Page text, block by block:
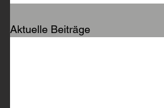
Aktuelle Beiträge